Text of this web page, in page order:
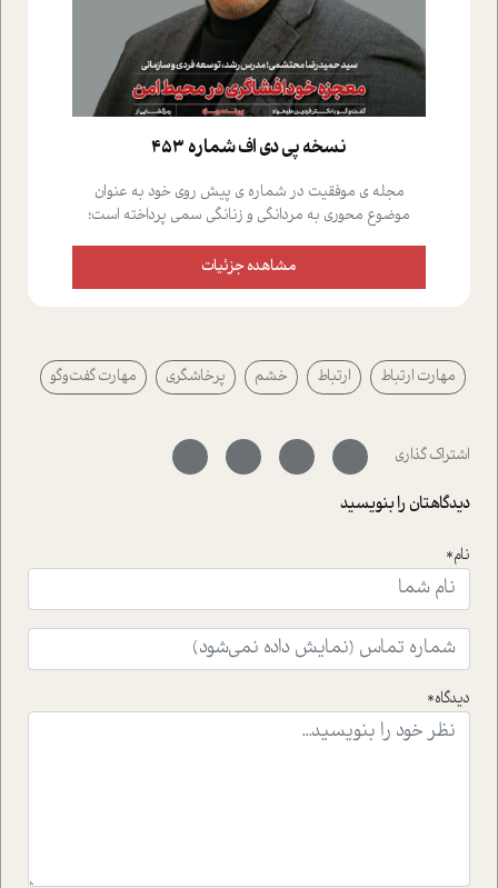
نسخه پي دي اف شماره 453
مجله ی موفقیت در شماره ی پیش روی خود به عنوان
موضوع محوری به مردانگی و زنانگی سمی پرداخته است؛
علیخواه، جامعه شناس در بخش های مختلف تلاش کرده ایم
از دریچه های گوناگون به این موضوع مهم بپردازیم.فصل
پیرامون آن آشنا می کند.در بخش دو فنجان داغ به سراغ افرادی
رفته ایم که موفقیت را در عمل به اثبات رسانده اند؛ سید
حمیدرضا محتشمی که بیست و پنجمین سال فعالیت حرفه
سر نهاده است و نیز کرامت عزیز زاده؛ سفیر صلح و دوستی که
با رکاب زدن در بیش از هفتاد کشور و کاشتن درخت، به نماد
حمایت از محیط زیست و منابع طبیعی تبدیل گشته
است.فصل روایت اجنبی ها در این شماره به دو موضوع
ای که به زندگی شگفت انگیز جین گودال و تاثیرات کاوش های
ایشان در حوزه ی شامپانزه ها بر زندگی امروزی ما نگاهی
افکنده است.فصل اتاق 333 شما را پای صحبت یک تجربه ی
واقعی در ارتباط با اختلال شخصیت اسکزوئید و مشکلات و نیز
راهکارهای حل آن قرار می دهد که در اتاق درمان اتفاق افتاده
موثرترین راهکارهای استفاده از هوش مصنوعی در حوزه های
مشاهده جزئیات
مهارت ارتباط ارتباط خشم پرخاشگری مهارت گفت‌وگو
اشتراک گذاری
دیدگاهتان را بنویسید
نام*
دیدگاه*